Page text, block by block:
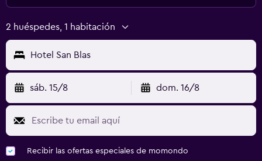
2 huéspedes, 1 habitación
Hotel San Blas
sáb. 15/8 dom. 16/8
Recibir las ofertas especiales de momondo